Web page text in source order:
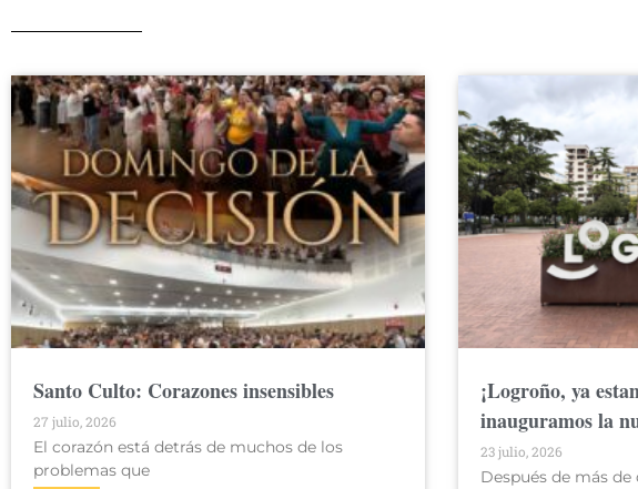
Santo Culto: Corazones insensibles
27 julio, 2026
El corazón está detrás de muchos de los
problemas que
¡Logroño, ya
inauguramos la
23 julio, 2026
Después de más